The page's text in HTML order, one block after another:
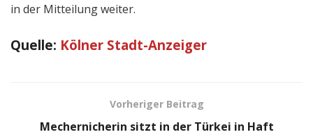
in der Mitteilung weiter.
Quelle: Kölner Stadt-Anzeiger
Vorheriger Beitrag
Mechernicherin sitzt in der Türkei in Haft